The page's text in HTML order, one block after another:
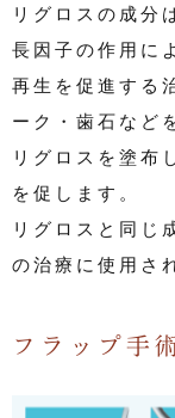
リグロスの成分
長因子の作用に
再生を促進する
ーク・歯石など
リグロスを塗布
を促します。
リグロスと同じ
の治療に使用さ
フラップ手